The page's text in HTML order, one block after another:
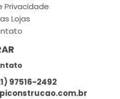
Privacidade
Lojas
97516-2492